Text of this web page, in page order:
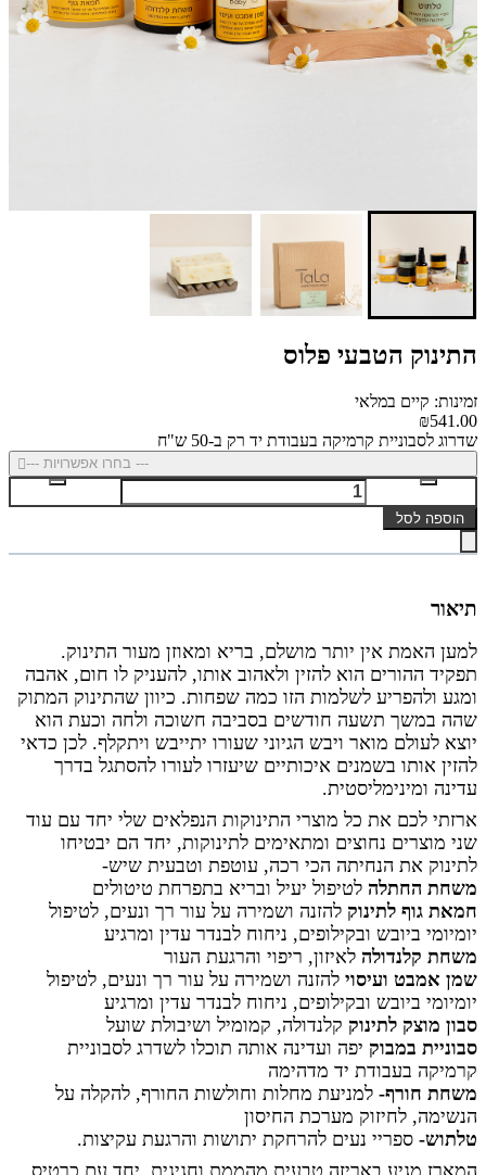
התינוק הטבעי פלוס
זמינות: קיים במלאי
₪541.00
שדרוג לסבוניית קרמיקה בעבודת יד רק ב-50 ש"ח
--- בחרו אפשרויות ---
הוספה לסל
תיאור
למען האמת אין יותר מושלם, בריא ומאוזן מעור התינוק.
תפקיד ההורים הוא להזין ולאהוב אותו, להעניק לו חום, אהבה
ומגע ולהפריע לשלמות הזו כמה שפחות. כיוון שהתינוק המתוק
שהה במשך תשעה חודשים בסביבה חשוכה ולחה וכעת הוא
יוצא לעולם מואר ויבש הגיוני שעורו יתייבש ויתקלף. לכן כדאי
להזין אותו בשמנים איכותיים שיעזרו לעורו להסתגל בדרך
עדינה ומינימליסטית.
ארזתי לכם את כל מוצרי התינוקות הנפלאים שלי יחד עם עוד
שני מוצרים נחוצים ומתאימים לתינוקות, יחד הם יבטיחו
לתינוק את הנחיתה הכי רכה, עוטפת וטבעית שיש-
משחת החתלה לטיפול יעיל ובריא בתפרחת טיטולים
חמאת גוף לתינוק להזנה ושמירה על עור רך ונעים, לטיפול
יומיומי ביובש ובקילופים, ניחוח לבנדר עדין ומרגיע
משחת קלנדולה לאיזון, ריפוי והרגעת העור
שמן אמבט ועיסוי להזנה ושמירה על עור רך ונעים, לטיפול
יומיומי ביובש ובקילופים, ניחוח לבנדר עדין ומרגיע
סבון מוצק לתינוק קלנדולה, קמומיל ושיבולת שועל
סבוניית במבוק יפה ועדינה אותה תוכלו לשדרג לסבוניית
קרמיקה בעבודת יד מדהימה
משחת חורף- למניעת מחלות וחולשות החורף, להקלה על
הנשימה, לחיזוק מערכת החיסון
טלתוש- ספריי נעים להרחקת יתושות והרגעת עקיצות.